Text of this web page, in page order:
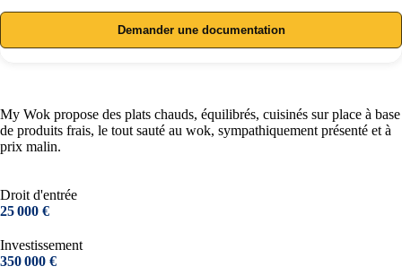
Demander une documentation
My Wok propose des plats chauds, équilibrés, cuisinés sur place à base
de produits frais, le tout sauté au wok, sympathiquement présenté et à
prix malin.
Droit d'entrée
25 000 €
Investissement
350 000 €